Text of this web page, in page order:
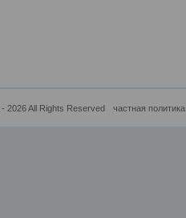
- 2026 All Rights Reserved частная политика